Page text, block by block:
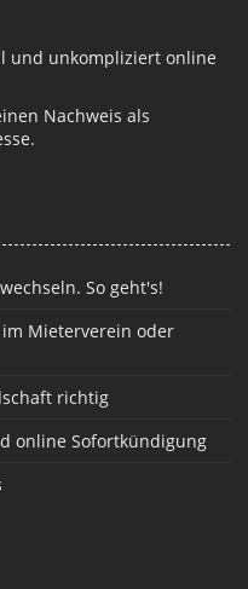
und unkompliziert online
Nachweis als
So geht's!
Mieterverein oder
richtig
online Sofortkündigung